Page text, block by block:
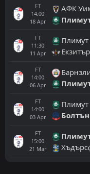
FT
14:00
18 Apr
АФК
FT
11:30
11 Apr
Плимут
FT
14:00
06 Apr
FT
14:00
03 Apr
Плимут
Болтън
FT
15:00
21 Mar